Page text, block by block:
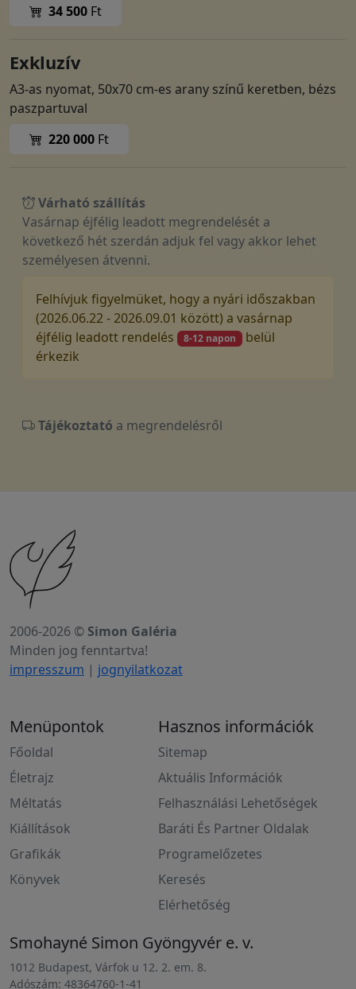
34 500 Ft
Exkluzív
A3-as nyomat, 50x70 cm-es arany színű keretben, bézs
paszpartuval
220 000 Ft
Várható szállítás
Vasárnap éjfélig leadott megrendelését a
következő hét szerdán adjuk fel vagy akkor lehet
személyesen átvenni.
Felhívjuk figyelmüket, hogy a nyári időszakban
(2026.06.22 - 2026.09.01 között) a vasárnap
éjfélig leadott rendelés
8-12 napon belül
érkezik
Tájékoztató a megrendelésről
2006-2026 © Simon Galéria
Minden jog fenntartva!
impresszum | jognyilatkozat
Menüpontok
Főoldal
Életrajz
Méltatás
Kiállítások
Grafikák
Könyvek
Hasznos információk
Sitemap
Aktuális Információk
Felhasználási Lehetőségek
Baráti És Partner Oldalak
Programelőzetes
Keresés
Elérhetőség
Smohayné Simon Gyöngyvér e. v.
1012 Budapest, Várfok u 12. 2. em. 8.
Adószám: 48364760-1-41